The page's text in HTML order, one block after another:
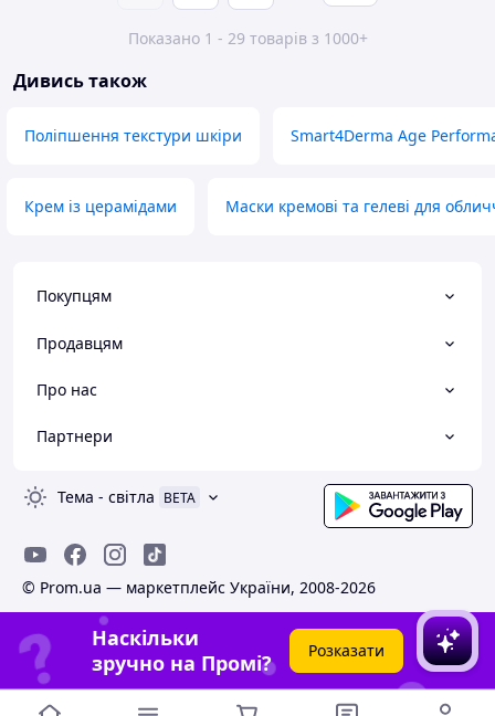
Показано 1 - 29 товарів з 1000+
Дивись також
Поліпшення текстури шкіри Smart4Derma Age
Крем із церамідами Маски кремові та гелеві для
Покупцям
Продавцям
Про нас
Партнери
Тема - світла BETA
© Prom.ua — маркетплейс України, 2008-2026
Наскільки
зручно на Промі?
Розказати